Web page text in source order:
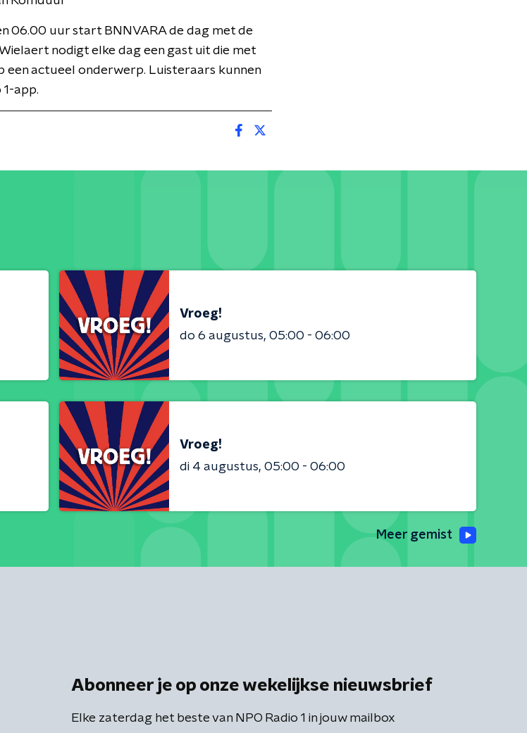
06.00 uur start BNNVARA de dag met de
nodigt elke dag een gast uit die met
actueel onderwerp. Luisteraars kunnen
app.
Vroeg!
do 6 augustus 05:00 - 06:00
Vroeg!
di 4 augustus 05:00 - 06:00
Meer gemist
Abonneer je op onze wekelijkse nieuwsbrief
Elke zaterdag het beste van NPO Radio 1 in jouw mailbox